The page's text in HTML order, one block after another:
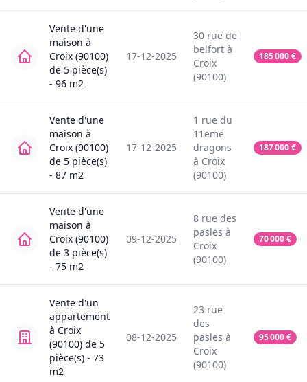
Vente d'une
maison à
Croix (90100)
de 5 pièce(s)
- 96 m2
17-12-2025
30 rue de
belfort à
Croix
(90100)
185 000€
Vente d'une
maison à
Croix (90100)
de 5 pièce(s)
- 87 m2
17-12-2025
1 rue du
11eme
dragons
à Croix
(90100)
187 000€
Vente d'une
maison à
Croix (90100)
de 3 pièce(s)
- 75 m2
09-12-2025
8 rue des
pasles à
Croix
(90100)
70 000€
Vente d'un
appartement
à Croix
(90100) de 5
pièce(s) - 73
m2
08-12-2025
23 rue
des
pasles à
Croix
(90100)
95 000€